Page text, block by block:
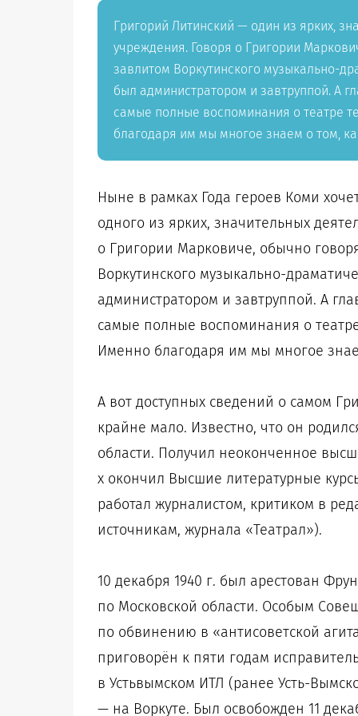
Григорий Литинский — один из ярких,
учреждения. Говоря о Григории
завлитом Воркутинского музыкально-
был администратором и завтруппой. А
самые полные воспоминания о театре
благодаря им мы многое знаем о том,
Ныне в рамках Года героев Коми
одного из ярких, значительных
о Григории Марковиче, обычно
Воркутинского музыкально-
администратором и завтруппой. А
самые полные воспоминания о
Именно благодаря им мы многое
А вот доступных сведений о самом
крайне мало. Известно, что он
области. Получил неоконченное
х окончил Высшие литературные
работал журналистом, критиком в
источникам, журнала «Театрал»).
10 декабря 1940 г. был арестован
по Московской области. Особым
по обвинению в «антисоветской
приговорён к пяти годам
в Устьвымском ИТЛ (ранее Усть-
— на Воркуте. Был освобожден 11